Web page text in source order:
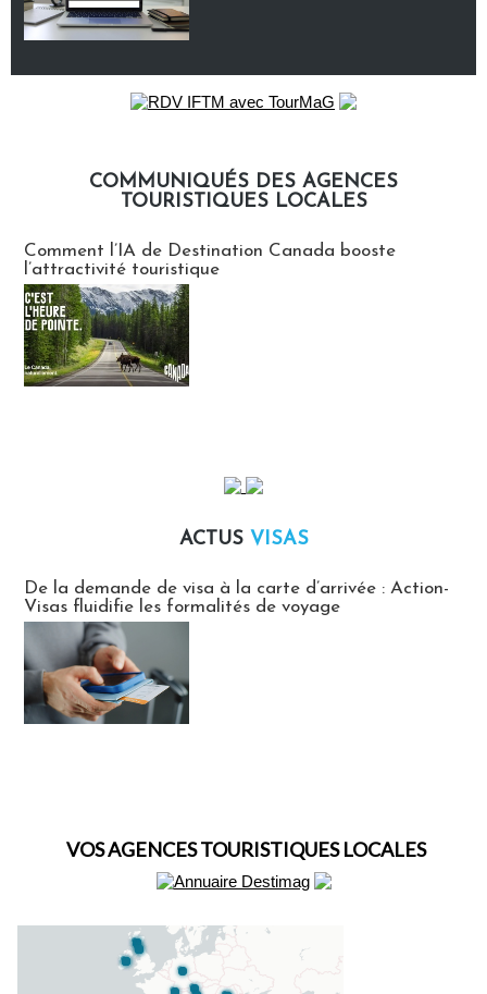
COMMUNIQUÉS DES AGENCES
TOURISTIQUES LOCALES
Comment l’IA de Destination Canada booste
l’attractivité touristique
ACTUS VISAS
De la demande de visa à la carte d’arrivée : Action-
Visas fluidifie les formalités de voyage
VOS AGENCES TOURISTIQUES LOCALES